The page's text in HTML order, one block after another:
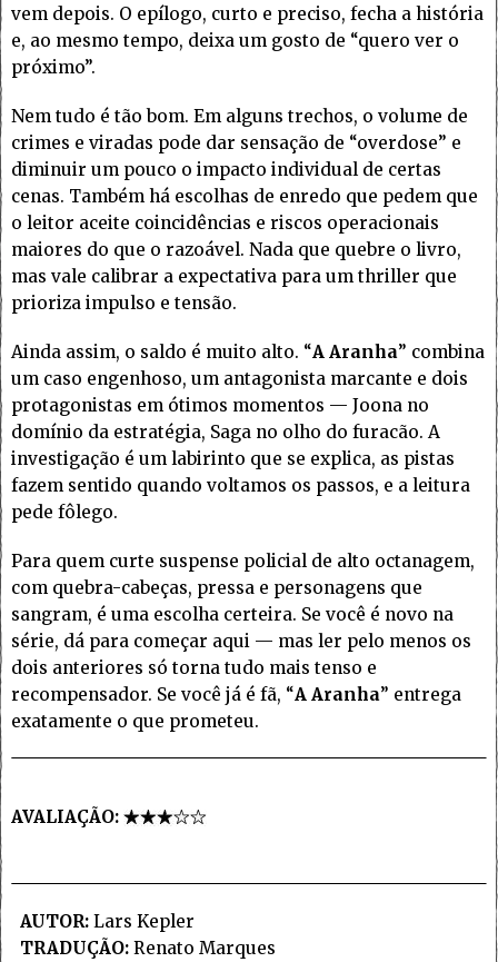
vem depois. O epílogo, curto e preciso, fecha a história
e, ao mesmo tempo, deixa um gosto de “quero ver o
próximo”.
Nem tudo é tão bom. Em alguns trechos, o volume de
crimes e viradas pode dar sensação de “overdose” e
diminuir um pouco o impacto individual de certas
cenas. Também há escolhas de enredo que pedem que
o leitor aceite coincidências e riscos operacionais
maiores do que o razoável. Nada que quebre o livro,
mas vale calibrar a expectativa para um thriller que
prioriza impulso e tensão.
Ainda assim, o saldo é muito alto. “A Aranha” combina
um caso engenhoso, um antagonista marcante e dois
protagonistas em ótimos momentos — Joona no
domínio da estratégia, Saga no olho do furacão. A
investigação é um labirinto que se explica, as pistas
fazem sentido quando voltamos os passos, e a leitura
pede fôlego.
Para quem curte suspense policial de alto octanagem,
com quebra-cabeças, pressa e personagens que
sangram, é uma escolha certeira. Se você é novo na
série, dá para começar aqui — mas ler pelo menos os
dois anteriores só torna tudo mais tenso e
recompensador. Se você já é fã, “A Aranha” entrega
exatamente o que prometeu.
AVALIAÇÃO:
AUTOR:Lars Kepler
TRADUÇÃO:Renato Marques